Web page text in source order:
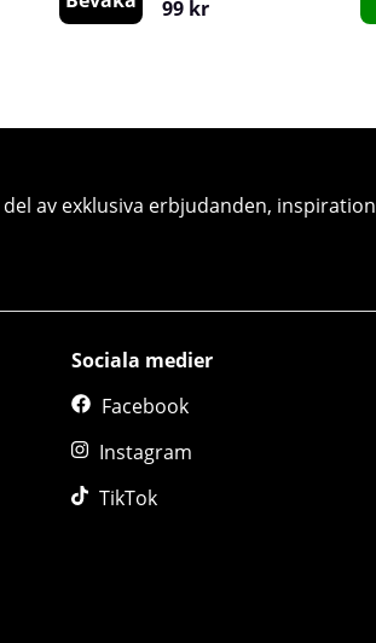
99 kr
av exklusiva erbjudanden, inspiration
Sociala medier
Facebook
Instagram
TikTok